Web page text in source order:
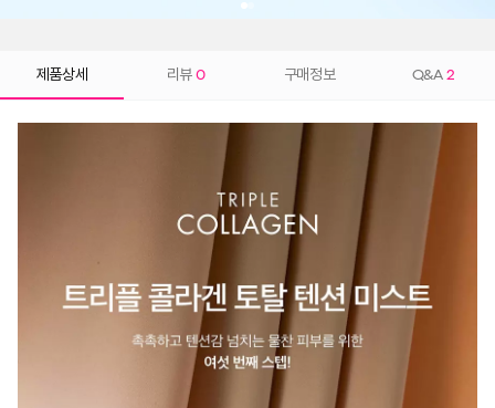
제품상세 리뷰 0 구매정보 Q&A 2